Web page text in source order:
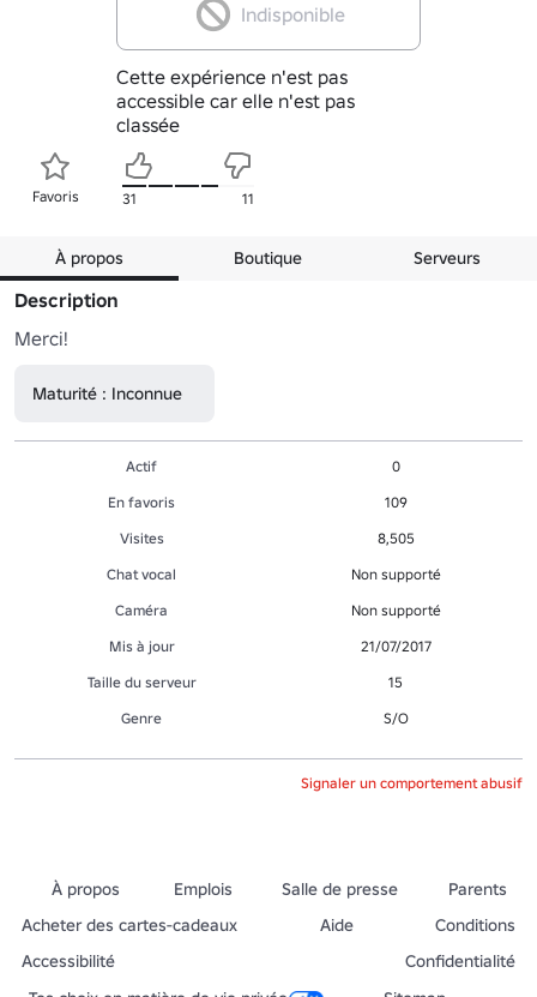
Indisponible
Cette expérience n'est pas
accessible car elle n'est pas
classée
Favoris 31 11
À propos Boutique Serveurs
Description
Merci!
Maturité : Inconnue
Actif
0
En favoris
109
Visites
8,505
Chat vocal
Non supporté
Caméra
Non supporté
Mis à jour
21/07/2017
Taille du serveur
15
Genre
S/O
Signaler un comportement abusif
À propos Emplois Salle de presse
Parents
Acheter des cartes-cadeaux
Aide
Conditions
Accessibilité
Confidentialité